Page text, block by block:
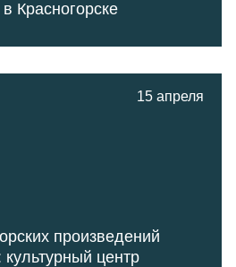
Красногорске
15 апреля
произведений
центр